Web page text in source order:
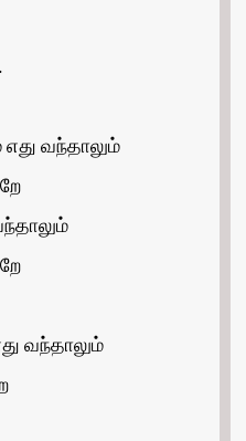
வந்தாலும்
வந்தாலும்